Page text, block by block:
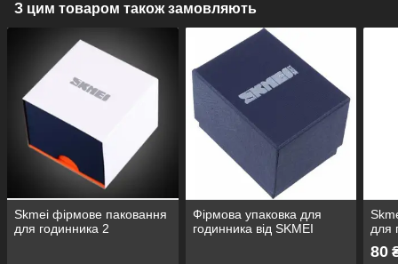
З цим товаром також замовляють
Skmei фірмове паковання
для годинника 2
Фірмова упаковка для
годинника від SKMEI
для
80